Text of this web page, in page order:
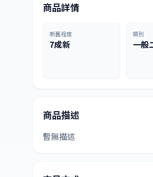
商品詳情
新舊程度
7成新
類別
一般
商品描述
暫無描述